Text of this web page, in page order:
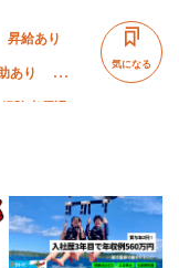
昇給あり
あり
年始休暇
気になる